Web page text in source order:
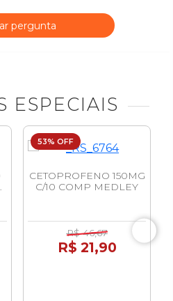
pergunta
ESPECIAIS
53% OFF
CETOPROFENO 150MG
C/10 COMP MEDLEY
R$ 46,67
R$ 21,90